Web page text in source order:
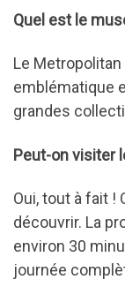
Quel est le
Le
emblématique
grandes
Peut-on visiter
Oui, tout à fait !
découvrir. La
environ 30
journée